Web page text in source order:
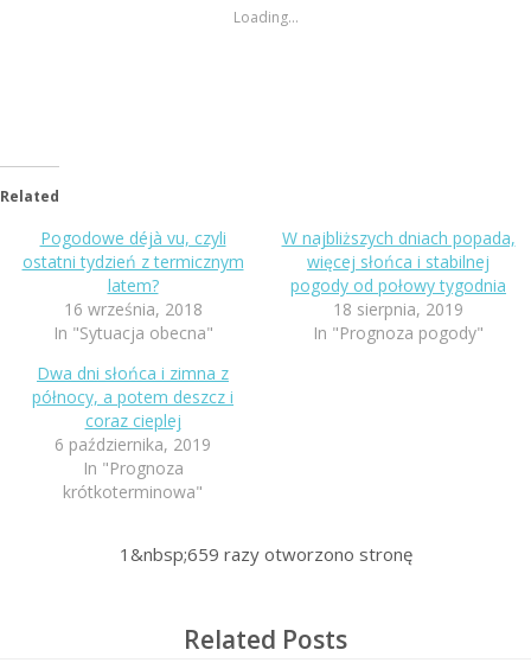
Loading...
Related
Pogodowe déjà vu, czyli
ostatni tydzień z termicznym
latem?
16 września, 2018
In "Sytuacja obecna"
W najbliższych dniach popada,
więcej słońca i stabilnej
pogody od połowy tygodnia
18 sierpnia, 2019
In "Prognoza pogody"
Dwa dni słońca i zimna z
północy, a potem deszcz i
coraz cieplej
6 października, 2019
In "Prognoza
krótkoterminowa"
1&nbsp;659 razy otworzono stronę
Related Posts